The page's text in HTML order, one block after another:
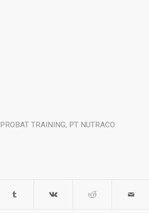
PROBAT TRAINING, PT NUTRACO